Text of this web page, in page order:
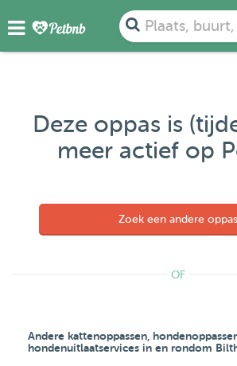
Plaats,
Deze oppas is
meer actief op
Zoek een andere oppas
OF
Andere kattenoppassen,
hondenuitlaatservices in en rondom